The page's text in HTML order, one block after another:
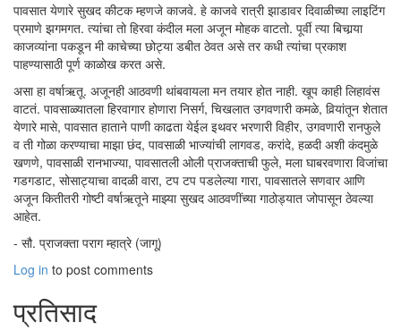
पावसात येणारे सुखद कीटक म्हणजे काजवे. हे काजवे रात्री झाडावर दिवाळीच्या लाइटिंग
प्रमाणे झगमगत. त्यांचा तो हिरवा कंदील मला अजून मोहक वाटतो. पूर्वी त्या बिचार्‍या
काजव्यांना पकडून मी काचेच्या छोट्या डबीत ठेवत असे तर कधी त्यांचा प्रकाश
पाहण्यासाठी पूर्ण काळोख करत असे.
असा हा वर्षाऋतू. अजूनही आठवणी थांबवायला मन तयार होत नाही. खूप काही लिहावंस
वाटतं. पावसाळ्यातला हिरवागार होणारा निसर्ग, चिखलात उगवणारी कमळे, विर्‍यांतून शेतात
येणारे मासे, पावसात हाताने पाणी काढता येईल इथवर भरणारी विहीर, उगवणारी रानफुले
व ती गोळा करण्याचा माझा छंद, पावसाळी भाज्यांची लागवड, करांदे, हळदी अशी कंदमुळे
खणणे, पावसाळी रानभाज्या, पावसातली ओली प्राजक्ताची फुले, मला घाबरवणारा विजांचा
गडगडाट, सोसाट्याचा वादळी वारा, टप टप पडलेल्या गारा, पावसातले सणवार आणि
अजून कितीतरी गोष्टी वर्षाऋतूने माझ्या सुखद आठवणींच्या गाठोड्यात जोपासून ठेवल्या
आहेत.
- सौ. प्राजक्ता पराग म्हात्रे (जागू)
Log in to post comments
प्रतिसाद